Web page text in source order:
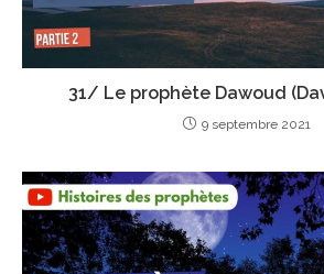
31/ Le prophète Dawoud
9 septembre 2021